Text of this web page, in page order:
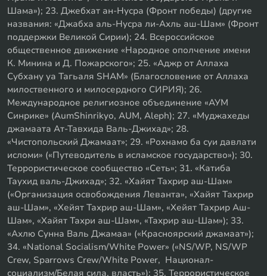
Шама»); 23. Джебхат ан-Нусра (Фронт победы) (другие
названия: «Джабха аль-Нусра ли-Ахль аш-Шам» (Фронт
поддержки Великой Сирии); 24. Всероссийское
общественное движение «Народное ополчение имени
К. Минина и Д. Пожарского»; 25. «Аджр от Аллаха
Субхану уа Тагьаля SHAM» (Благословение от Аллаха
милоственного и милосердного СИРИЯ); 26.
Международное религиозное объединение «АУМ
Синрике» (AumShinrikyo, AUM, Aleph); 27. «Муджахеды
джамаата Ат-Тавхида Валь-Джихад»; 28.
«Чистопольский Джамаат»; 29. «Рохнамо ба суи давлати
исломи» («Путеводитель в исламское государство»); 30.
Террористическое сообщество «Сеть»; 31. «Катиба
Таухид валь-Джихад»; 32. «Хайят Тахрир аш-Шам»
(«Организация освобождения Леванта», «Хайят Тахрир
аш-Шам», «Хейят Тахрир аш-Шам», «Хейят Тахрир Аш-
Шам», «Хайят Тахри аш-Шам», «Тахрир аш-Шам»); 33.
«Ахлю Сунна Валь Джамаа» («Красноярский джамаат»);
34. «National Socialism/White Power» («NS/WP, NS/WP
Crew, Sparrows Crew/White Power, Национал-
социализм/Белая сила, власть»); 35. Террористическое